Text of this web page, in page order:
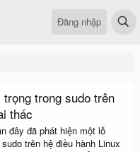
Đăng nhập
trong sudo trên
thác
đây đã phát hiện một lỗ
trên hệ điều hành Linux